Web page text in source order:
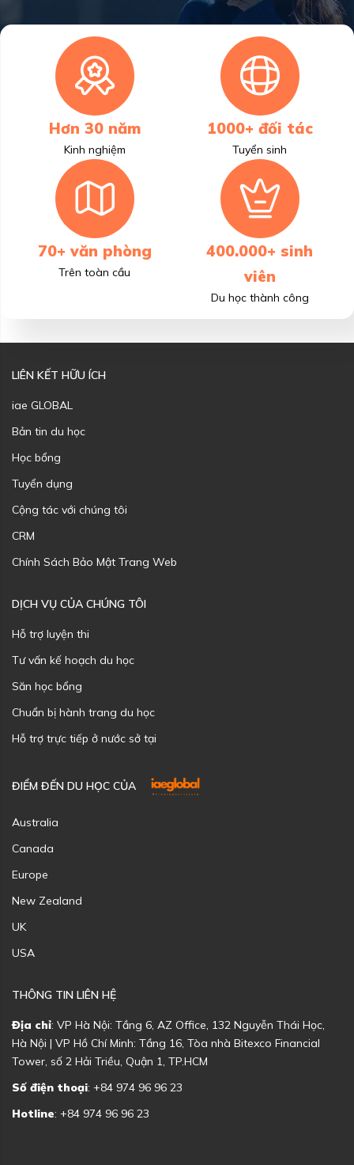
Hơn 30 năm
Kinh nghiệm
1000+ đối tác
Tuyển sinh
70+ văn phòng
Trên toàn cầu
400.000+ sinh
viên
Du học thành công
LIÊN KẾT HỮU ÍCH
iae GLOBAL
Bản tin du học
Học bổng
Tuyển dụng
Cộng tác với chúng tôi
CRM
Chính Sách Bảo Mật Trang Web
DỊCH VỤ CỦA CHÚNG TÔI
Hỗ trợ luyện thi
Tư vấn kế hoạch du học
Săn học bổng
Chuẩn bị hành trang du học
Hỗ trợ trực tiếp ở nước sở tại
ĐIỂM ĐẾN DU HỌC CỦA
Australia
Canada
Europe
New Zealand
UK
USA
THÔNG TIN LIÊN HỆ
Địa chỉ: VP Hà Nội: Tầng 6, AZ Office, 132 Nguyễn Thái Học,
Hà Nội | VP Hồ Chí Minh: Tầng 16, Tòa nhà Bitexco Financial
Tower, số 2 Hải Triều, Quận 1, TP.HCM
Số điện thoại: +84 974 96 96 23
Hotline: +84 974 96 96 23